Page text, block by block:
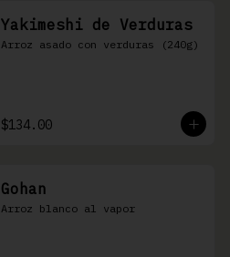
Yakimeshi de Verduras
Arroz asado con verduras (240g)
$134.00
Gohan
Arroz blanco al vapor